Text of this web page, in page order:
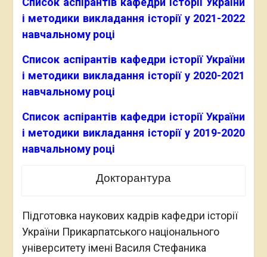
і методики викладання історії у 2021-2022
навчальному році
Список аспірантів кафедри історії України
і методики викладання історії у 2020-2021
навчальному році
Список аспірантів кафедри історії України
і методики викладання історії у 2019-2020
навчальному році
Докторантура
Підготовка наукових кадрів кафедри історії
України Прикарпатського національного
університету імені Василя Стефаника